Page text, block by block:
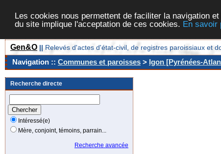
Les cookies nous permettent de faciliter la navigation
du site implique l'acceptation de ces cookies. En savoir
Gen&O || Relevés d'actes d'état-civil, de registres paroissiaux et
Navigation :: Communes et paroisses > Igon [Pyrénées-
Recherche directe
Intéressé(e)
Mère, conjoint, témoins, parrain...
Recherche avancée